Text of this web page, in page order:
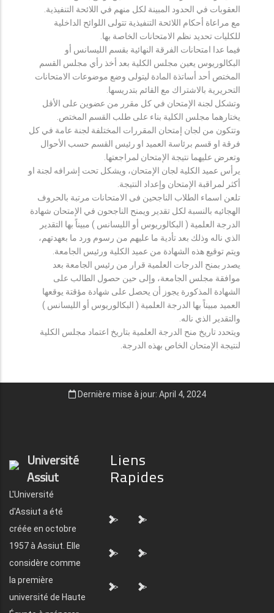
العقوبات في الحدود المبينة لكل منهم في اللائحة التنفيذية.
مع مراعاة أحكام اللائحة التنفيذية تتولى اللوائح الداخلية
للكليات تحديد نظم الامتحانات الخاصة بها.
فيما عدا امتحانات الفرقة النهائية بقسم الليسانس أو
البكالوريوس يعين مجلس الكلية بعد أخذ رأي مجلس القسم
المختص أحد أساتذة المادة ليتولى وضع موضوعات الامتحانات
التحريرية بالاشتراك مع القائم بتدريسها.
وتشكل لجنة الإمتحان في كل مقرر من عضوين على الأقل
يختارهما مجلس الكلية بناء على طلب القسم المختص.
وتتكون من لجان إمتحان المقررات المختلفة لجنة عامة في كل
فرقة او قسم برئاسة العميد او رئيس القسم حسب الأحوال
وتعرض عليهما نتيجة الإمتحان لمراجعتها.
يرأس عميد الكلية لجان الإمتحان، ويشكل تحت إشرافه لجنة او
أكثر لمراقبة الإمتحان وإعداد النتيجة.
تلعن اسماء الطلاب الناجحين فى الامتحانات مرتبة بالحروف
الهجائيه بالنسبة لكل تقدير ويمنح الناجحون في الإمتحان شهادة
الدرجة العلمية ( البكالوريوس أو الليسانس ) مبيناً بها التقدير
الذي ناله وذلك بعد تأدية ما عليهم من رسوم ورد ما بعهدتهم،
ويتم توقيع هذه الشهادة من عميد الكلية ورئيس الجامعة.
يصدر بمنح الدرجات العلمية قرار من رئيس الجامعة بعد
موافقة مجلس الجامعة، وإلى حين حصول الطالب على
الشهادة المذكورة يجوز أن يحصل على شهادة مؤقتة يوقعها
العميد مبيناً بها الدرجة العلمية ( البكالوريوس أو الليسانس )
والتقدير الذي ناله.
ويتحدد تاريخ منح الدرجة العلمية بتاريخ اعتماد مجلس الكلية
لنتيجة الإمتحان الخاص بهذه الدرجة.
Dernière mise à jour: April 4, 2024
Université
Assiut
L'Université
d'Assiut a été
créée en octobre
1957 à Assiut. Elle
considère comme
la première
université de Haute
Liens
Rapides
"> ">
"> ">
"> ">